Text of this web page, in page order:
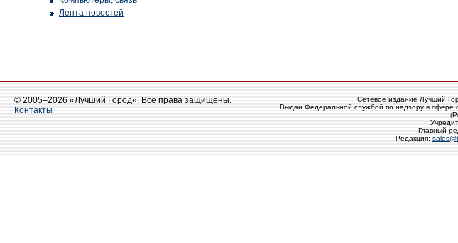
Лента новостей
© 2005–2026 «Лучший Город». Все права защищены.
Контакты
Сетевое издание Лучший
Выдан Федеральной службой по надзору в сфере
Главный
Редакция: